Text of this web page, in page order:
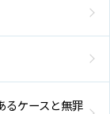
るケースと無罪